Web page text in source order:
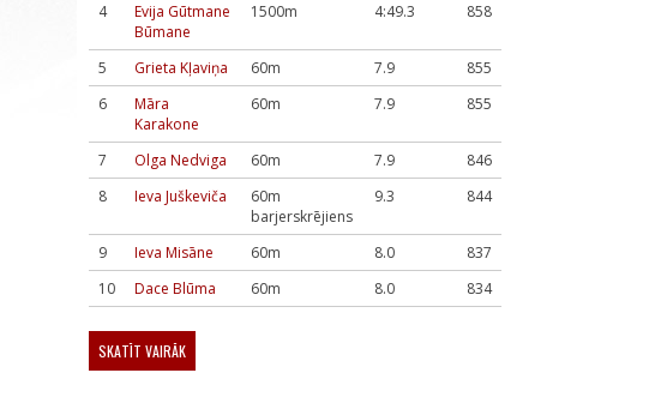
4
Evija Gūtmane
Būmane
1500m 4:49.3 858
5 Grieta Kļaviņa 60m 7.9
855
6
Māra
Karakone
60m 7.9 855
7 Olga Nedviga 60m 7.9
846
8
Ieva Juškeviča
60m
barjerskrējiens
9.3 844
9 Ieva Misāne 60m 8.0
837
10
Dace Blūma 60m 8.0 834
SKATĪT VAIRĀK